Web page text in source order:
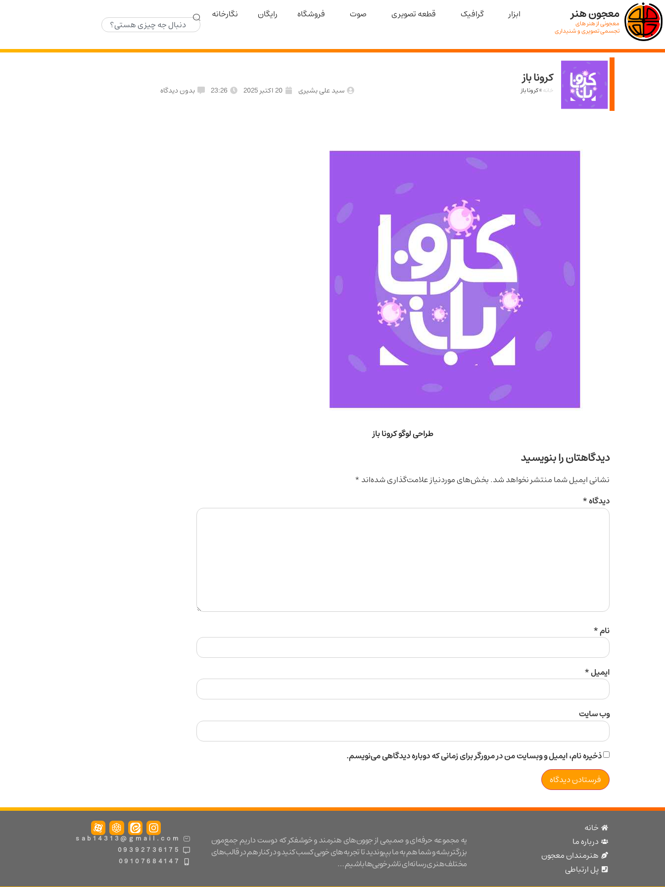
معجون هنر
معجونی از هنر های
تجسمی تصویری و شنیداری
ابزار گرافیک قطعه تصویری صوت فروشگاه رایگان نگارخانه
کرونا باز
خانه»کرونا باز سید علی بشیری 20 اکتبر 2025 23:26 بدون دیدگاه
طراحی لوگو کرونا باز
دیدگاهتان را بنویسید
نشانی ایمیل شما منتشر نخواهد شد.بخش‌های موردنیاز علامت‌گذاری شده‌اند*
دیدگاه*
نام*
ایمیل*
وب‌ سایت
ذخیره نام، ایمیل و وبسایت من در مرورگر برای زمانی که دوباره دیدگاهی می‌نویسم.
خانه
درباره ما
هنرمندان معجون
پل ارتباطی
یه مجموعه حرفه‌ای و صمیمی از جوون‌های هنرمند و خوشفکر که دوست داریم جمع‌مون
بزرگتر بشه و شما هم به ما بپیوندید تا تجربه‌های خوبی کسب کنید و در کنار هم در قالب‌های
مختلف هنری رسانه‌ای ناشر خوبی‌ها باشیم …
sab14313@gmail.com
09392736175
09107684147